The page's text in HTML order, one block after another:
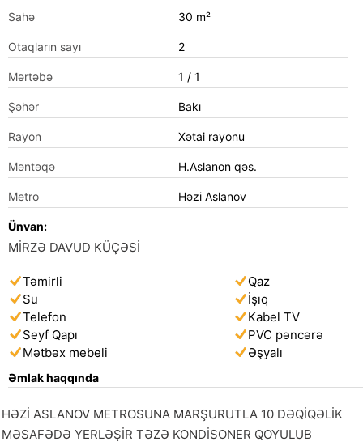
Sahə 30 m²
Otaqların sayı 2
Mərtəbə 1 / 1
Şəhər Bakı
Rayon Xətai rayonu
Məntəqə H.Aslanon qəs.
Metro Həzi Aslanov
Ünvan:
MİRZƏ DAVUD KÜÇƏSİ
Təmirli
Qaz
Su
İşıq
Telefon
Kabel TV
Seyf Qapı
PVC pəncərə
Mətbəx mebeli
Əşyalı
Əmlak haqqında
HƏZİ ASLANOV METROSUNA MARŞURUTLA 10 DƏQİQƏLİK
MƏSAFƏDƏ YERLƏŞİR TƏZƏ KONDİSONER QOYULUB